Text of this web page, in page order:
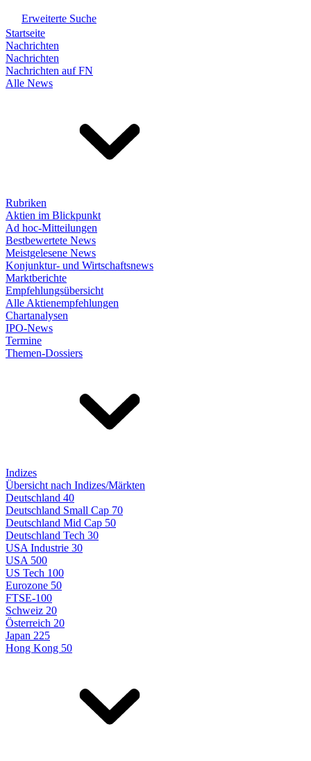
Erweiterte Suche
Startseite
Nachrichten
Nachrichten
Nachrichten auf FN
Alle News
Rubriken
Aktien im Blickpunkt
Ad hoc-Mitteilungen
Bestbewertete News
Meistgelesene News
Konjunktur- und Wirtschaftsnews
Marktberichte
Empfehlungsübersicht
Alle Aktienempfehlungen
Chartanalysen
IPO-News
Termine
Themen-Dossiers
Indizes
Übersicht nach Indizes/Märkten
Deutschland 40
Deutschland Small Cap 70
Deutschland Mid Cap 50
Deutschland Tech 30
USA Industrie 30
USA 500
US Tech 100
Eurozone 50
FTSE-100
Schweiz 20
Österreich 20
Japan 225
Hong Kong 50